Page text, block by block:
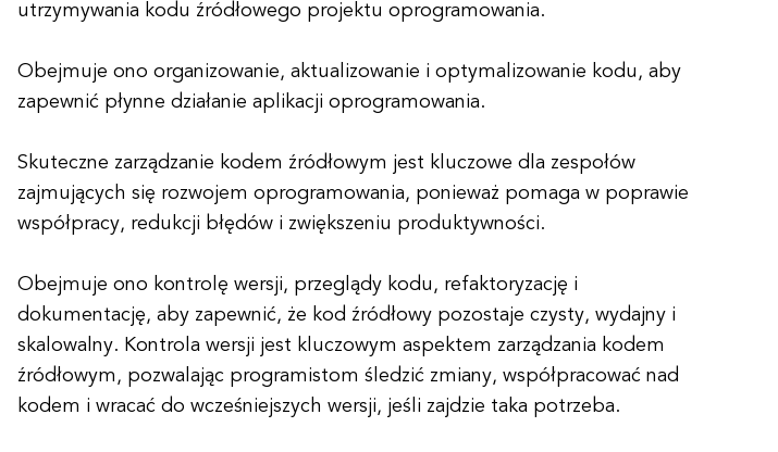
utrzymywania kodu źródłowego projektu oprogramowania.
Obejmuje ono organizowanie, aktualizowanie i optymalizowanie kodu, aby
zapewnić płynne działanie aplikacji oprogramowania.
Skuteczne zarządzanie kodem źródłowym jest kluczowe dla zespołów
zajmujących się rozwojem oprogramowania, ponieważ pomaga w poprawie
współpracy, redukcji błędów i zwiększeniu produktywności.
Obejmuje ono kontrolę wersji, przeglądy kodu, refaktoryzację i
dokumentację, aby zapewnić, że kod źródłowy pozostaje czysty, wydajny i
skalowalny. Kontrola wersji jest kluczowym aspektem zarządzania kodem
źródłowym, pozwalając programistom śledzić zmiany, współpracować nad
kodem i wracać do wcześniejszych wersji, jeśli zajdzie taka potrzeba.